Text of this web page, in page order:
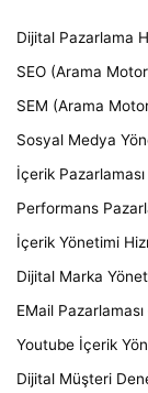
Dijital Pazarlama
SEO (Arama
SEM (Arama
Sosyal Medya
İçerik
Performans
İçerik Yönetimi
Dijital Marka
EMail
Youtube İçerik
Dijital Müşteri